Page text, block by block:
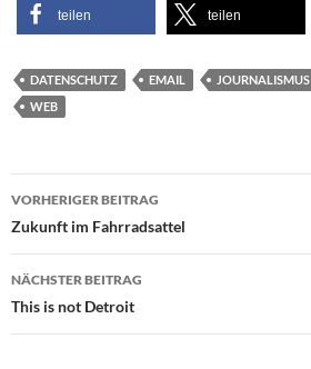
teilen teilen
DATENSCHUTZ EMAIL JOURNALISMUS
WEB
Beitragsnavigation
VORHERIGER BEITRAG
Zukunft im Fahrradsattel
NÄCHSTER BEITRAG
This is not Detroit